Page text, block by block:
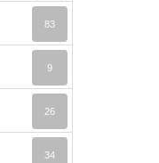
83
9
26
34